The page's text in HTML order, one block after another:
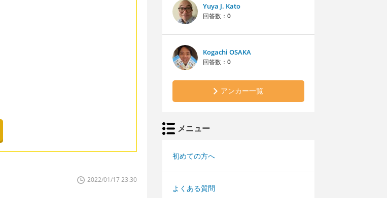
2022/01/17 23:30
Yuya J. Kato
回答数： 0
Kogachi OSAKA
回答数： 0
アンカー一覧
メニュー
初めての方へ
よくある質問